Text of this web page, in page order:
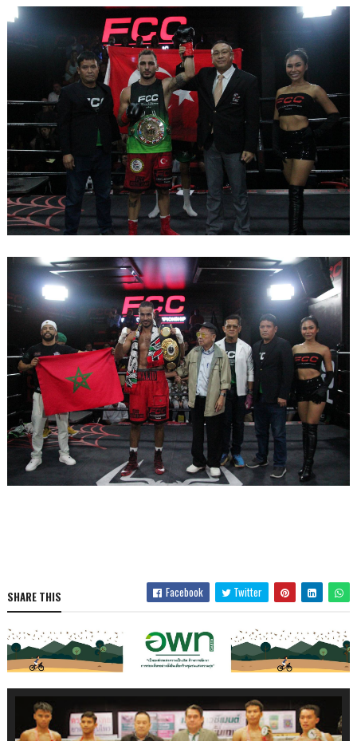
SHARE THIS Facebook Twitter